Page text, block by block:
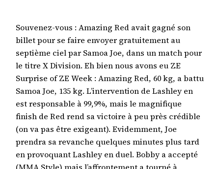
Souvenez-vous : Amazing Red avait gagné son
billet pour se faire envoyer gratuitement au
septième ciel par Samoa Joe, dans un match pour
le titre X Division. Eh bien nous avons eu ZE
Surprise of ZE Week : Amazing Red, 60 kg, a battu
Samoa Joe, 135 kg. L’intervention de Lashley en
est responsable à 99,9%, mais le magnifique
finish de Red rend sa victoire à peu près crédible
(on va pas être exigeant). Evidemment, Joe
prendra sa revanche quelques minutes plus tard
en provoquant Lashley en duel. Bobby a accepté